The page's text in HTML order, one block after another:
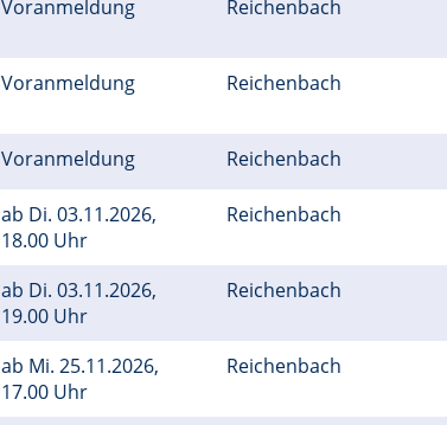
Voranmeldung Reichenbach
Voranmeldung Reichenbach
Voranmeldung Reichenbach
ab Di. 03.11.2026,
18.00 Uhr
Reichenbach
ab Di. 03.11.2026,
19.00 Uhr
Reichenbach
ab Mi. 25.11.2026,
17.00 Uhr
Reichenbach